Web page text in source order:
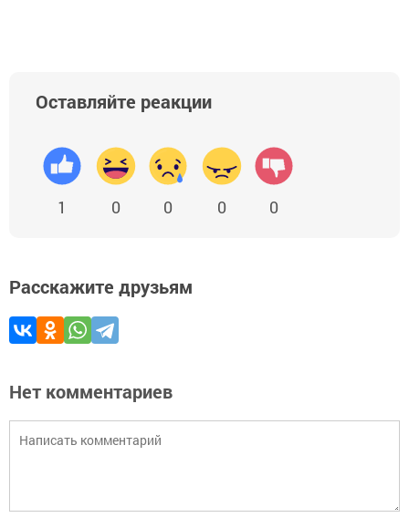
Оставляйте реакции
1 0 0 0 0
Расскажите друзьям
Нет комментариев